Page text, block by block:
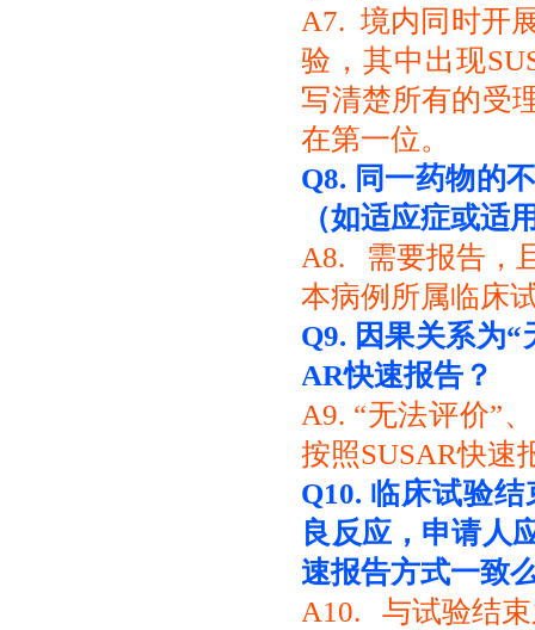
A7. 境内同时开
验，其中出现
写清楚所有的受
在第一位。
Q8. 同一药物的
（如适应症或适
A8. 需要报告，
本病例所属临床
Q9. 因果关系为
AR快速报告？
A9. “无法评价”
按照SUSAR快速
Q10. 临床试验
良反应，申请人
速报告方式一致
A10. 与试验结